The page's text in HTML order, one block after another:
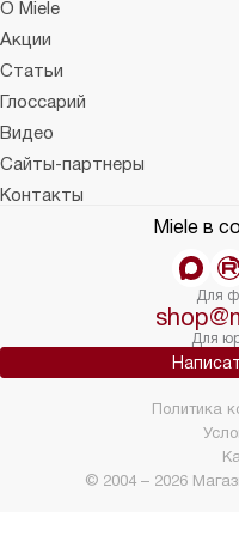
О Miele
Акции
Статьи
Глоссарий
Видео
Сайты-партнеры
Контакты
Miele в
Для
Для
© 2004 – 2026
Политика